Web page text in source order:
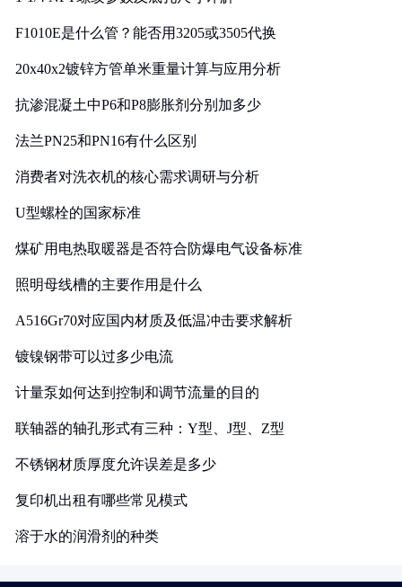
F1010E是什么管？能否用3205或3505代换
20x40x2镀锌方管单米重量计算与应用分析
抗渗混凝土中P6和P8膨胀剂分别加多少
法兰PN25和PN16有什么区别
消费者对洗衣机的核心需求调研与分析
U型螺栓的国家标准
煤矿用电热取暖器是否符合防爆电气设备标准
照明母线槽的主要作用是什么
A516Gr70对应国内材质及低温冲击要求解析
镀镍钢带可以过多少电流
计量泵如何达到控制和调节流量的目的
联轴器的轴孔形式有三种：Y型、J型、Z型
不锈钢材质厚度允许误差是多少
复印机出租有哪些常见模式
溶于水的润滑剂的种类